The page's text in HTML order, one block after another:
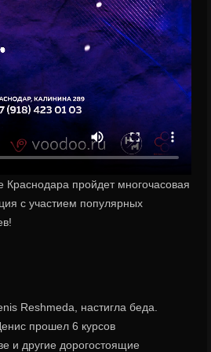
Краснодара пройдет многочасовая
с участием популярных
Reshmeda, настигла беда.
прошел 6 курсов
и другие дорогостоящие